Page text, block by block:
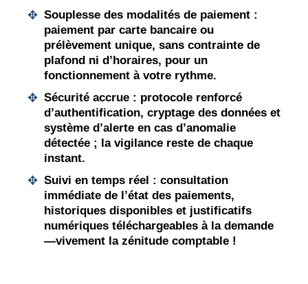
Souplesse des modalités de paiement :
paiement par carte bancaire ou
prélèvement unique, sans contrainte de
plafond ni d’horaires, pour un
fonctionnement à votre rythme.
Sécurité accrue : protocole renforcé
d’authentification, cryptage des données et
système d’alerte en cas d’anomalie
détectée ; la vigilance reste de chaque
instant.
Suivi en temps réel : consultation
immédiate de l’état des paiements,
historiques disponibles et justificatifs
numériques téléchargeables à la demande
—vivement la zénitude comptable !